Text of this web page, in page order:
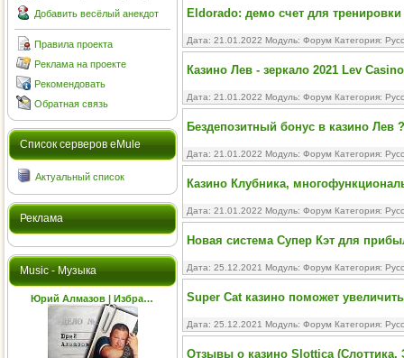
Добавить весёлый анекдот
Правила проекта
Реклама на проекте
Рекомендовать
Обратная связь
Cписок серверов eMule
Актуальный список
Реклама
Music - Музыка
Юрий Алмазов | Избра…
Eldorado: демо счет для
Дата: 21.01.2022 Модуль: Форум Категория:
Казино Лев - зеркало 2021 Lev
Дата: 21.01.2022 Модуль: Форум Категория:
Бездепозитный бонус в казино Лев
Дата: 21.01.2022 Модуль: Форум Категория:
Казино Клубника,
Дата: 21.01.2022 Модуль: Форум Категория:
Новая система Супер Кэт для
Дата: 25.12.2021 Модуль: Форум Категория:
Super Cat казино поможет
Дата: 25.12.2021 Модуль: Форум Категория:
Отзывы о казино Slottica